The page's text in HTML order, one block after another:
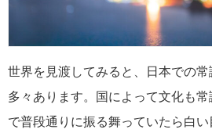
世界を見渡してみると、日本での
多々あります。国によって文化も
で普段通りに振る舞っていたら白